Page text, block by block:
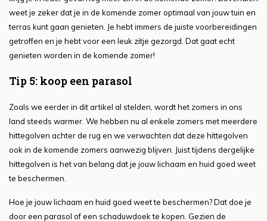
weet je zeker dat je in de komende zomer optimaal van jouw tuin en
terras kunt gaan genieten. Je hebt immers de juiste voorbereidingen
getroffen en je hebt voor een leuk zitje gezorgd. Dat gaat echt
genieten worden in de komende zomer!
Tip 5: koop een parasol
Zoals we eerder in dit artikel al stelden, wordt het zomers in ons
land steeds warmer. We hebben nu al enkele zomers met meerdere
hittegolven achter de rug en we verwachten dat deze hittegolven
ook in de komende zomers aanwezig blijven. Juist tijdens dergelijke
hittegolven is het van belang dat je jouw lichaam en huid goed weet
te beschermen.
Hoe je jouw lichaam en huid goed weet te beschermen? Dat doe je
door een parasol of een schaduwdoek te kopen. Gezien de